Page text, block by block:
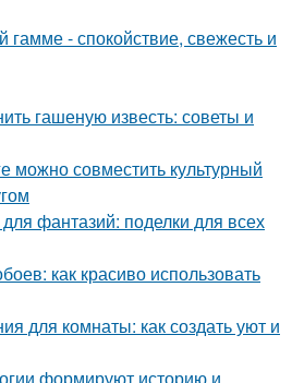
гамме - спокойствие, свежесть и
гашеную известь: советы и
можно совместить культурный
фантазий: поделки для всех
как красиво использовать
для комнаты: как создать уют и